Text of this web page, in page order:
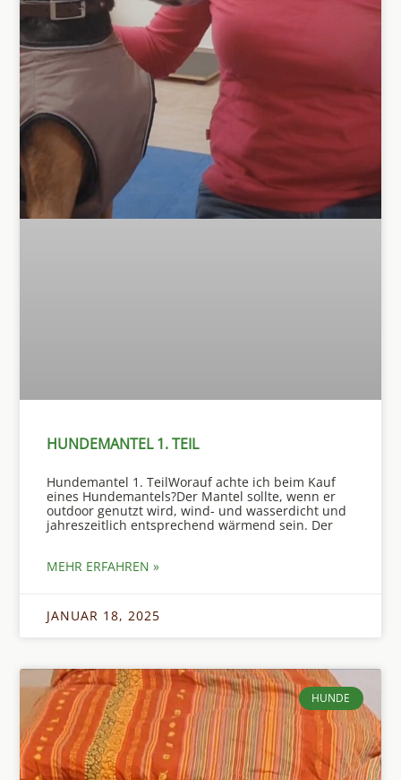
HUNDEMANTEL 1. TEIL
Hundemantel 1. TeilWorauf achte ich beim Kauf
eines Hundemantels?Der Mantel sollte, wenn er
outdoor genutzt wird, wind- und wasserdicht und
jahreszeitlich entsprechend wärmend sein. Der
MEHR ERFAHREN »
JANUAR 18, 2025
HUNDE